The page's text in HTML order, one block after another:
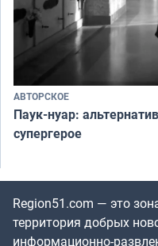
АВТОРСКОЕ
Паук-нуар:
супергерое
Region51.com — это
территория добрых
информационно-